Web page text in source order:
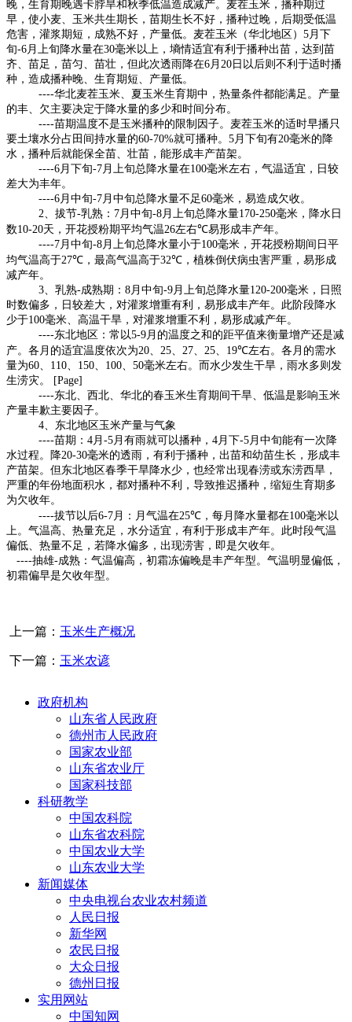
晚，生育期晚遇卡脖旱和秋季低温造成减产。麦茬玉米，播种期过
早，使小麦、玉米共生期长，苗期生长不好，播种过晚，后期受低温
危害，灌浆期短，成熟不好，产量低。麦茬玉米（华北地区） 5月下
旬-6月上旬降水量在30毫米以上，墒情适宜有利于播种出苗，达到苗
齐、苗足，苗匀、苗壮，但此次透雨降在6月 20 日以后则不利于适时播
种，造成播种晚、生育期短、产量低。
----华北麦茬玉米、夏玉米生育期中，热量条件都能满足。产量
的丰、欠主要决定于降水量的多少和时间分布。
----苗期温度不是玉米播种的限制因子。麦茬玉米的适时早播只
要土壤水分占田间持水量的60-70%就可播种。 5月下旬有20毫米的降
水，播种后就能保全苗、壮苗，能形成丰产苗架。
----6月下旬-7月上旬总降水量在100毫米左右，气温适宜，日较
差大为丰年。
----6月中旬-7月中旬总降水量不足60毫米，易造成欠收。
2、拔节-乳熟： 7月中旬-8月上旬总降水量170-250毫米，降水日
数10-20天，开花授粉期平均气温26左右℃易形成丰产年。
----7月中旬-8月上旬总降水量小于100毫米，开花授粉期间日平
均气温高于27℃ ，最高气温高于32℃ ，植株倒伏病虫害严重，易形成
减产年。
3、乳熟-成熟期：8月中旬-9月上旬总降水量120-200毫米，日照
时数偏多，日较差大，对灌浆增重有利，易形成丰产年。此阶段降水
少于100毫米、高温干旱，对灌浆增重不利，易形成减产年。
----东北地区：常以5-9月的温度之和的距平值来衡量增产还是减
产。各月的适宜温度依次为20、 25、 27、 25、 19℃左右。各月的需水
量为60、 110、 150、 100、 50毫米左右。而水少发生干旱，雨水多则发
生涝灾。 [Page]
----东北、西北、华北的春玉米生育期间干旱、低温是影响玉米
产量丰歉主要因子。
4、东北地区玉米产量与气象
----苗期：4月-5月有雨就可以播种，4月下-5月中旬能有一次降
水过程。降20-30毫米的透雨，有利于播种，出苗和幼苗生长，形成丰
产苗架。但东北地区春季干旱降水少，也经常出现春涝或东涝西旱，
严重的年份地面积水，都对播种不利，导致推迟播种，缩短生育期多
为欠收年。
----拔节以后6-7月：月气温在25℃ ，每月降水量都在100毫米以
上。气温高、热量充足，水分适宜，有利于形成丰产年。此时段气温
偏低、热量不足，若降水偏多，出现涝害，即是欠收年。
----抽雄-成熟：气温偏高，初霜冻偏晚是丰产年型。气温明显偏低，
初霜偏早是欠收年型。
上一篇： 玉米生产概况
下一篇： 玉米农谚
政府机构
山东省人民政府
德州市人民政府
国家农业部
山东省农业厅
国家科技部
科研教学
中国农科院
山东省农科院
中国农业大学
山东农业大学
新闻媒体
中央电视台农业农村频道
人民日报
新华网
农民日报
大众日报
德州日报
实用网站
中国知网